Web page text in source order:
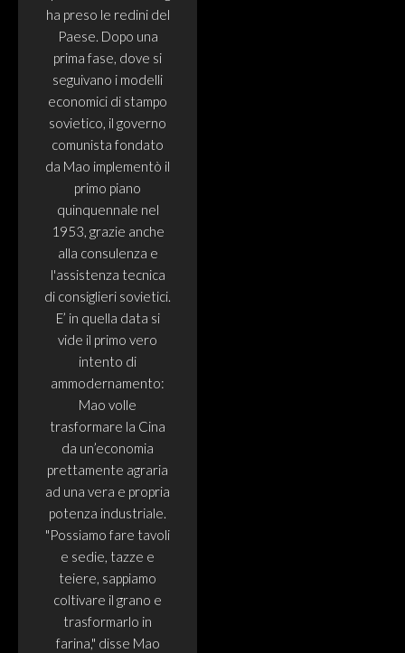
ha preso le redini del
Paese. Dopo una
prima fase, dove si
seguivano i modelli
economici di stampo
sovietico, il governo
comunista fondato
da Mao implementò il
primo piano
quinquennale nel
1953, grazie anche
alla consulenza e
l'assistenza tecnica
di consiglieri sovietici.
E’ in quella data si
vide il primo vero
intento di
ammodernamento:
Mao volle
trasformare la Cina
da un’economia
prettamente agraria
ad una vera e propria
potenza industriale.
"Possiamo fare tavoli
e sedie, tazze e
teiere, sappiamo
coltivare il grano e
trasformarlo in
farina," disse Mao